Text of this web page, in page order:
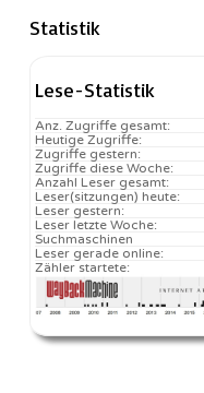
Statistik
Lese-Statistik
Anz. Zugriffe gesamt:
Heutige Zugriffe:
Zugriffe gestern:
Zugriffe diese Woche:
Anzahl Leser gesamt:
Leser(sitzungen) heute:
Leser gestern:
Leser letzte Woche:
Suchmaschinen
Leser gerade online:
Zähler startete: